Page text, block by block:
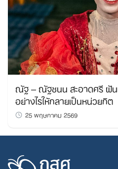
ณัฐ – ณัฐชนน สะอาดศรี ฝัน
อย่างไรให้กลายเป็นหน่วยกิต
25 พฤษภาคม 2569